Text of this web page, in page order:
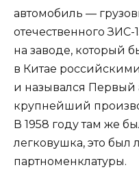
автомобиль —
отечественного ЗИС-
на заводе, который
в Китае
и назывался Первый
крупнейший
В 1958 году там же
легковушка, это был
партноменклатуры.